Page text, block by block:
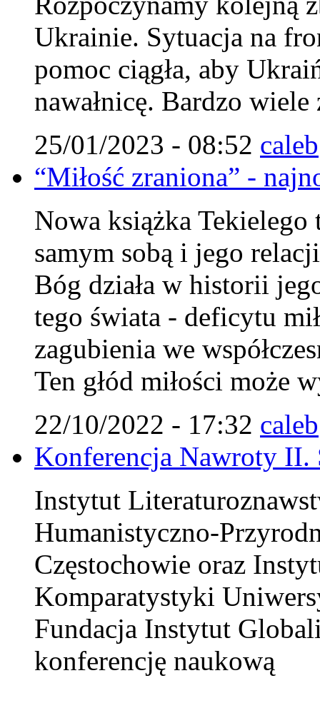
Ukrainie. Sytuacja na
pomoc ciągła, aby
nawałnicę. Bardzo
25/01/2023 - 08:52 caleb
“Miłość zraniona” -
Nowa książka Tekielego
samym sobą i jego
Bóg działa w historii
tego świata - deficytu
zagubienia we
Ten głód miłości może
22/10/2022 - 17:32 caleb
Konferencja Nawroty II.
Instytut
Humanistyczno-
Częstochowie oraz
Komparatystyki
Fundacja Instytut
konferencję naukową